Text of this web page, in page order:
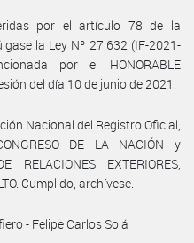
por el artículo 78 de la
la Ley Nº 27.632 (IF-2021-
por el HONORABLE
del día 10 de junio de 2021.
Nacional del Registro Oficial,
DE LA NACIÓN y
EXTERIORES,
Cumplido, archívese.
- Felipe Carlos Solá